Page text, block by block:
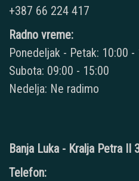
+387 66 224 417
Radno vreme:
Ponedeljak - Petak: 10:00 -
Subota: 09:00 - 15:00
Nedelja: Ne radimo
Banja Luka - Kralja Petra II
Telefon: